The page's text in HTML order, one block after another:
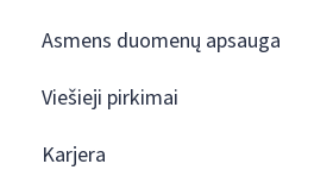
Asmens duomenų apsauga
Viešieji pirkimai
Karjera